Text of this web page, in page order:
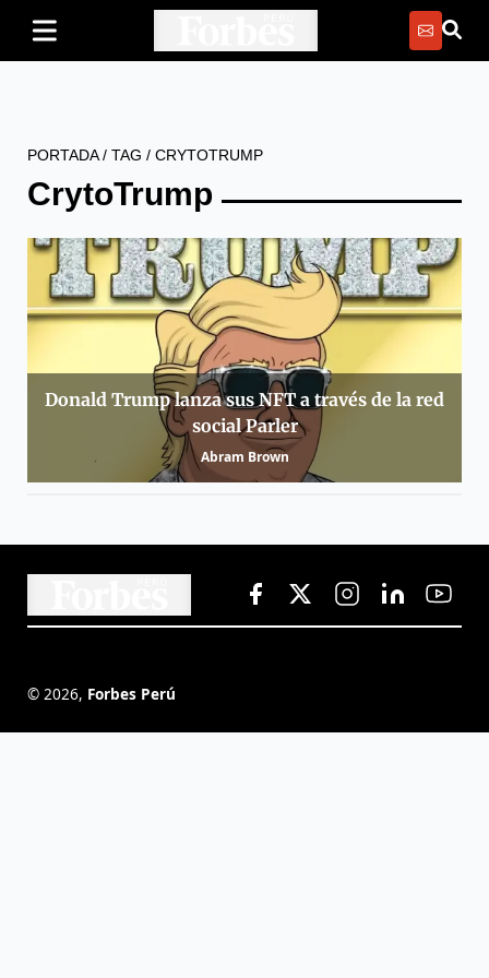
PORTADA/ TAG / CRYTOTRUMP
CrytoTrump
Donald Trump lanza sus NFT a través de la red
social Parler
Abram Brown
© 2026, Forbes Perú